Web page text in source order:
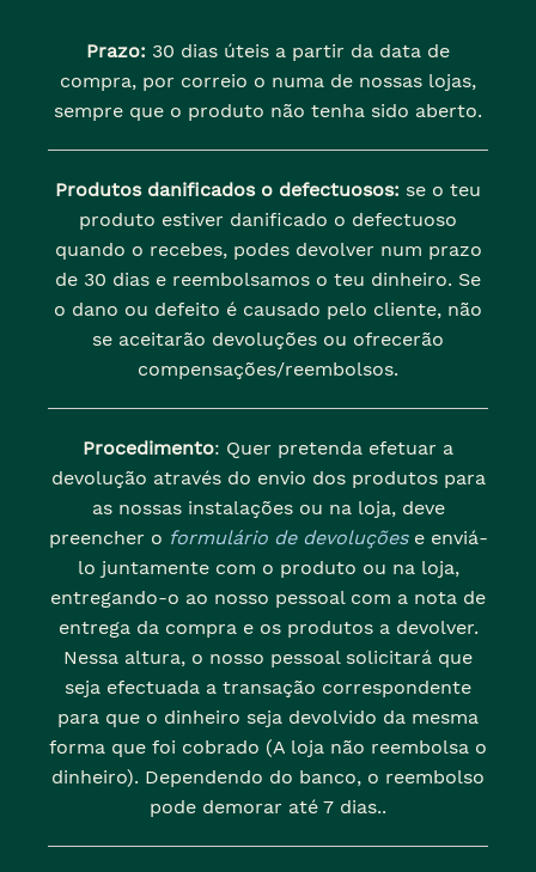
Prazo: 30 dias úteis a partir da data de
compra, por correio o numa de nossas lojas,
sempre que o produto não tenha sido aberto.
Produtos danificados o defectuosos: se o teu
produto estiver danificado o defectuoso
quando o recebes, podes devolver num prazo
de 30 dias e reembolsamos o teu dinheiro. Se
o dano ou defeito é causado pelo cliente, não
se aceitarão devoluções ou ofrecerão
compensações/reembolsos.
Procedimento: Quer pretenda efetuar a
devolução através do envio dos produtos para
as nossas instalações ou na loja, deve
preencher o formulário de devoluçõese enviá-
lo juntamente com o produto ou na loja,
entregando-o ao nosso pessoal com a nota de
entrega da compra e os produtos a devolver.
Nessa altura, o nosso pessoal solicitará que
seja efectuada a transação correspondente
para que o dinheiro seja devolvido da mesma
forma que foi cobrado (A loja não reembolsa o
dinheiro). Dependendo do banco, o reembolso
pode demorar até 7 dias..